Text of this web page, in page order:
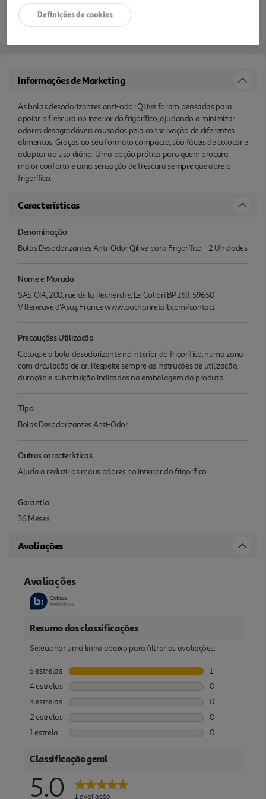
Informações de Marketing
As bolas desodorizantes anti-odor Qilive foram pensadas para
apoiar a frescura no interior do frigorífico, ajudando a minimizar
odores desagradáveis causados pela conservação de diferentes
alimentos. Graças ao seu formato compacto, são fáceis de colocar e
adaptar ao uso diário. Uma opção prática para quem procura
maior conforto e uma sensação de frescura sempre que abre o
frigorífico.
Características
Denominação
Bolas Desodorizantes Anti-Odor Qilive para Frigorífico - 2 Unidades
Nome e Morada
SAS OIA, 200, rue de la Recherche, Le Colibri BP 169, 59650
Villeneuve d'Ascq, France www.auchanretail.com/contact
Precauções Utilização
Coloque a bola desodorizante no interior do frigorífico, numa zona
com circulação de ar. Respeite sempre as instruções de utilização,
duração e substituição indicadas na embalagem do produto.
Tipo
Bolas Desodorizantes Anti-Odor
Outras características
Ajuda a reduzir os maus odores no interior do frigorífico
Garantia
36 Meses
Avaliações
Definições de cookies